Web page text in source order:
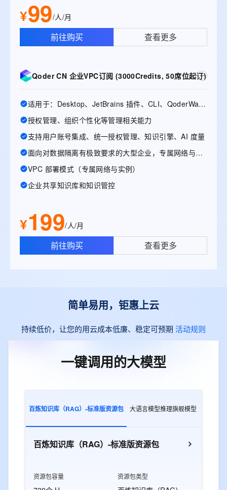
¥99/人/月
前往购买 查看更多
Qoder CN 企业VPC订阅 (3000Credits, 50席位起订)
适用于：Desktop、JetBrains 插件、CLI、QoderWake、Mobile
授权管理、组织个性化等管理相关能力
支持用户账号集成、统一授权管理、知识引擎、AI 度量
面向对数据隔离有极致要求的大型企业，专属网络与实例
VPC 部署模式（专属网络与实例）
企业共享知识库和知识管控
¥199/人/月
前往购买 查看更多
简单易用，钜惠上云
持续低价，让您的用云成本低廉、稳定可预期 活动规则
一键调用的大模型
百炼知识库（RAG）-标准版资源包 大语言模型推理旗舰模型
百炼知识库（RAG）-标准版资源包
资源包容量 资源包类型